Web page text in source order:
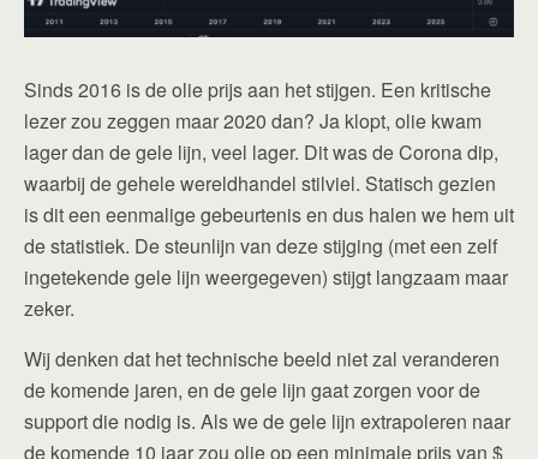
Sinds 2016 is de olie prijs aan het stijgen. Een kritische
lezer zou zeggen maar 2020 dan? Ja klopt, olie kwam
lager dan de gele lijn, veel lager. Dit was de Corona dip,
waarbij de gehele wereldhandel stilviel. Statisch gezien
is dit een eenmalige gebeurtenis en dus halen we hem uit
de statistiek. De steunlijn van deze stijging (met een zelf
ingetekende gele lijn weergegeven) stijgt langzaam maar
zeker.
Wij denken dat het technische beeld niet zal veranderen
de komende jaren, en de gele lijn gaat zorgen voor de
support die nodig is. Als we de gele lijn extrapoleren naar
de komende 10 jaar zou olie op een minimale prijs van $